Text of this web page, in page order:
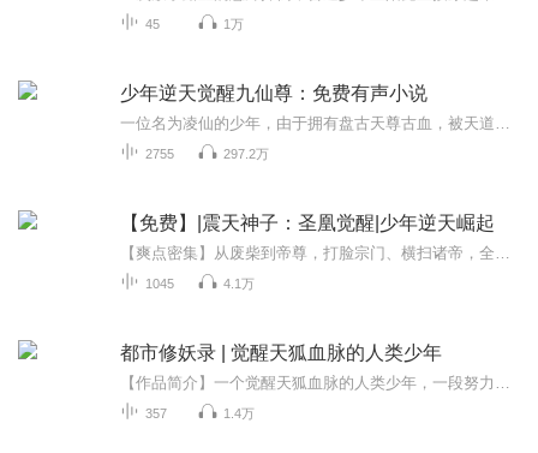
45 1万
少年逆天觉醒九仙尊：免费有声小说
2755 297.2万
【免费】|震天神子：圣凰觉醒|少年逆天崛起
1045 4.1万
都市修妖录 | 觉醒天狐血脉的人类少年
357 1.4万